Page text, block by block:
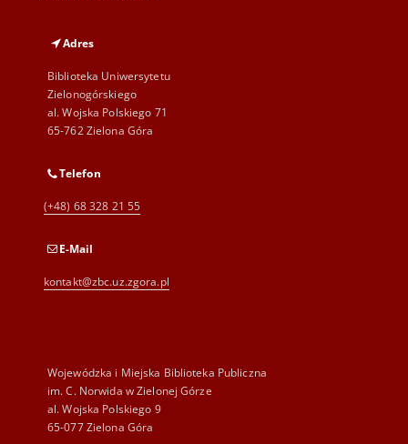
Adres
Biblioteka Uniwersytetu
Zielonogórskiego
al. Wojska Polskiego 71
65-762 Zielona Góra
Telefon
(+48) 68 328 21 55
E-Mail
kontakt@zbc.uz.zgora.pl
Wojewódzka i Miejska Biblioteka Publiczna
im. C. Norwida w Zielonej Górze
al. Wojska Polskiego 9
65-077 Zielona Góra